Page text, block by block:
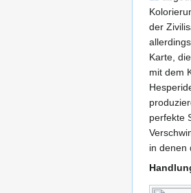
der
Karte,
mit dem
perfekte
in denen